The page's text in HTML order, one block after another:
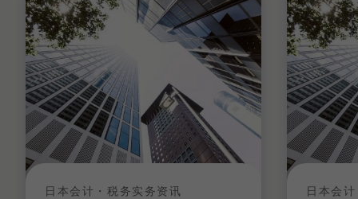
日本会计・税务实务资讯 日本会